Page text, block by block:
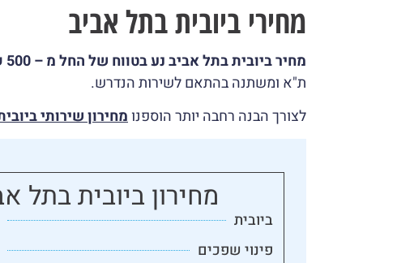
מחירי ביובית בתל אביב
מחיר ביובית בתל אביב נע בטווח של החל מ – 500 ₪ – 1400 ₪.
ת"א ומשתנה בהתאם לשירות הנדרש.
לצורך הבנה רחבה יותר הוספנומחירון שירותי
מחירון ביובית בתל
ביובית
פינוי שפכים